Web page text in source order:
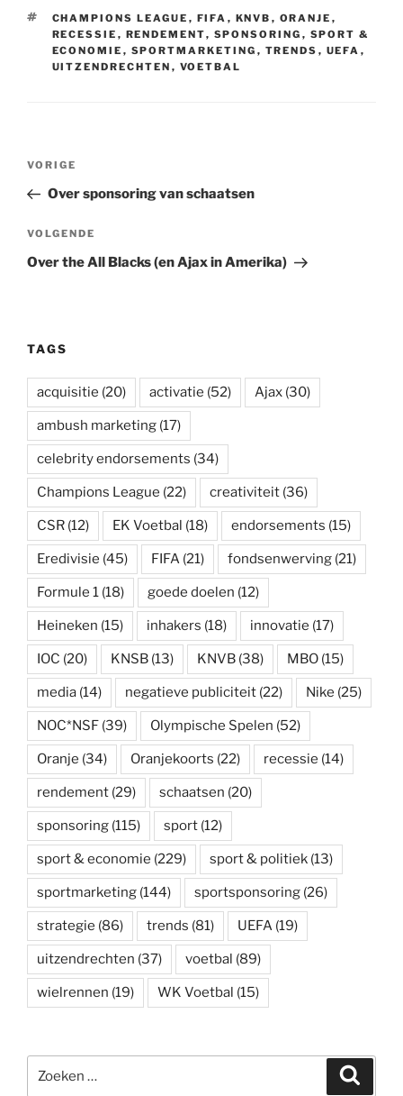
e
r
t
TAGS
CHAMPIONS LEAGUE , FIFA , KNVB , ORANJE ,
RECESSIE , RENDEMENT, SPONSORING , SPORT &
ECONOMIE , SPORTMARKETING , TRENDS , UEFA ,
UITZENDRECHTEN , VOETBAL
Bericht
Vorig
bericht
VORIGE
Over sponsoring van schaatsen
Volgend
bericht
VOLGENDE
Over the All Blacks (en Ajax in Amerika)
TAGS
acquisitie (20) activatie (52) Ajax (30)
ambush marketing (17)
celebrity endorsements (34)
Champions League (22) creativiteit (36)
CSR (12) EK Voetbal (18) endorsements (15)
Eredivisie (45) FIFA (21) fondsenwerving (21)
Formule 1 (18) goede doelen (12)
Heineken (15) inhakers (18) innovatie (17)
IOC (20) KNSB (13) KNVB (38) MBO (15)
media (14) negatieve publiciteit (22) Nike (25)
NOC*NSF (39) Olympische Spelen (52)
Oranje (34) Oranjekoorts (22) recessie (14)
rendement (29) schaatsen (20)
sponsoring (115) sport (12)
sport & economie (229) sport & politiek (13)
sportmarketing (144) sportsponsoring (26)
strategie (86) trends (81) UEFA (19)
uitzendrechten (37) voetbal (89)
wielrennen (19) WK Voetbal (15)
naar: